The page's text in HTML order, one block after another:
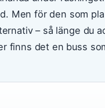
Men för den som
– så länge du
finns det en buss